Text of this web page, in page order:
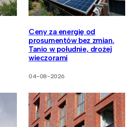
Ceny za energię od
prosumentów bez zmian.
Tanio w południe, drożej
wieczorami
04-08-2026